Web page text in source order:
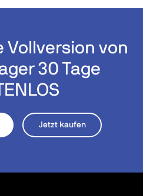
Vollversion von
30 Tage
Jetzt kaufen